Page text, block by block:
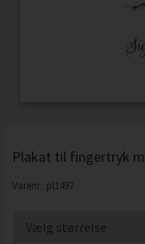
Plakat til fingertryk
Varenr.: pl1497